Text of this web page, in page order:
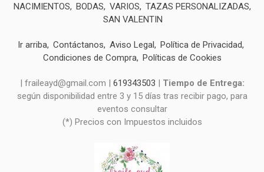
NACIMIENTOS
BODAS VARIOS
TAZAS PERSONALIZADAS
SAN VALENTIN
Ir arriba Contáctanos Aviso Legal
Política de Privacidad
Condiciones de Compra Políticas de Cookies
| fraileayd@gmail.com | 619343503 | Tiempo de Entrega:
según disponibilidad entre 3 y 15 días tras recibir pago, para
eventos consultar
(*) Precios con Impuestos incluidos